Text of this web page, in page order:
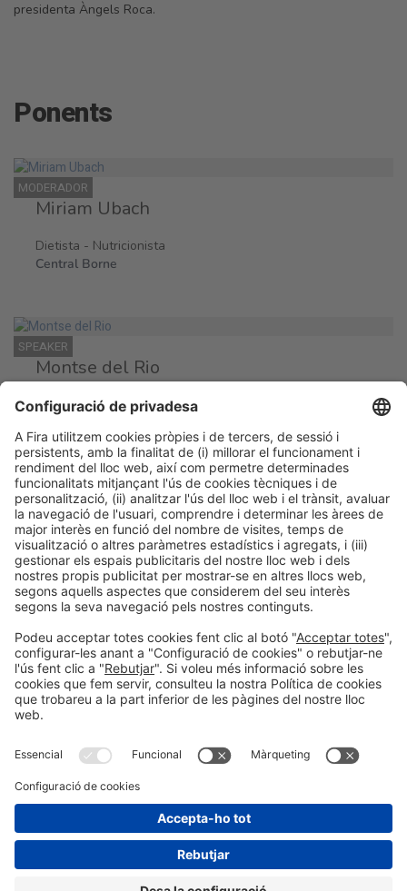
presidenta Àngels Roca.
Ponents
MODERADOR
Miriam Ubach
Dietista - Nutricionista
Central Borne
SPEAKER
Montse del Rio
Cuinera
SPEAKER
Arlet Medina
Cuinera
Teno
Informació generalAvís legal
#ALIMENTARIA2028
a les xarxes socials